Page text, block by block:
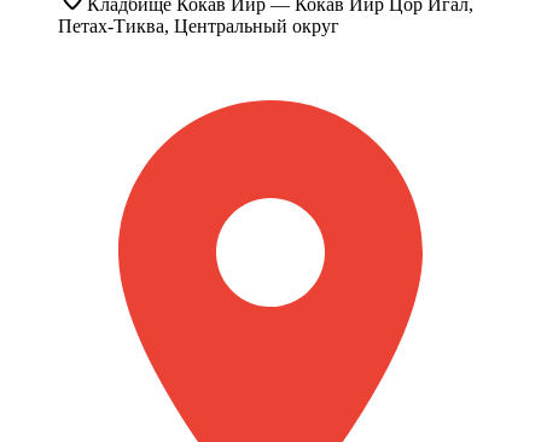
Кладбище Кокав Ййр — Кокав Ййр Цор Йгал,
Петах-Тиква, Центральный округ